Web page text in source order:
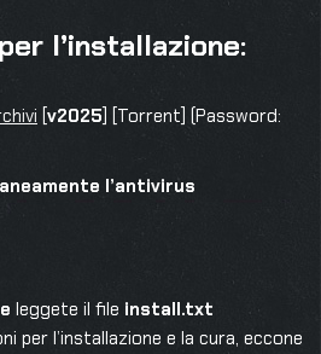
l’installazione:
[v2025] [Torrent] (Password:
l’antivirus
leggete il file install.txt
per l’installazione e la cura, eccone